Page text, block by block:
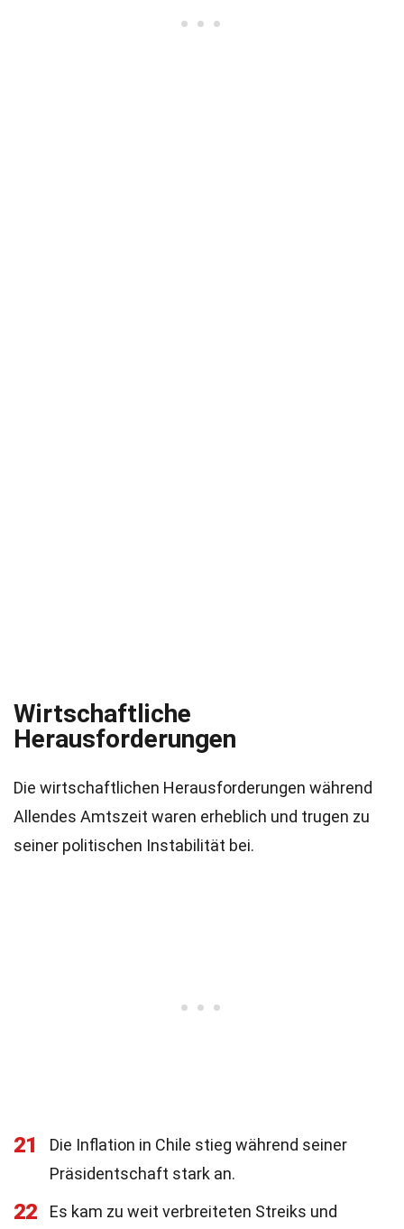
Wirtschaftliche
Herausforderungen
Die wirtschaftlichen Herausforderungen während
Allendes Amtszeit waren erheblich und trugen zu
seiner politischen Instabilität bei.
21
Die Inflation in Chile stieg während seiner
Präsidentschaft stark an.
22
Es kam zu weit verbreiteten Streiks und